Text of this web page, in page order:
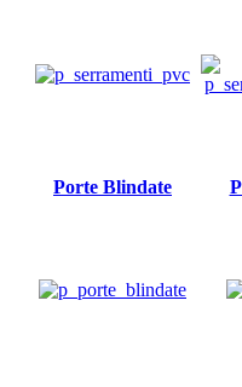
Porte Blindate